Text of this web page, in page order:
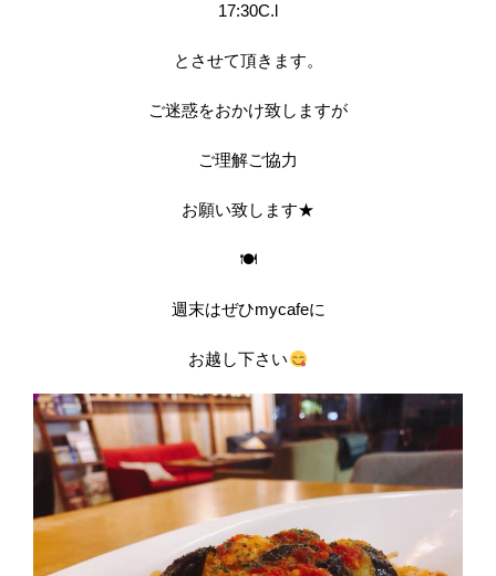
17:30C.l
とさせて頂きます。
ご迷惑をおかけ致しますが
ご理解ご協力
お願い致します★
🍽
週末はぜひmycafeに
お越し下さい